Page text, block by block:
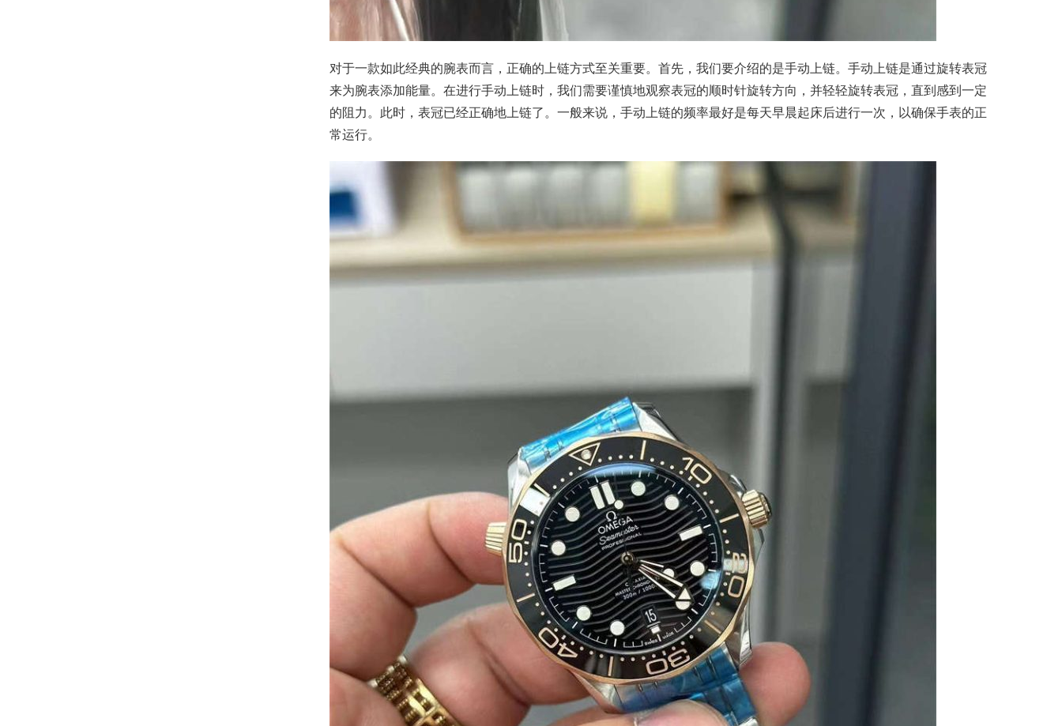
对于一款如此经典的腕表而言，正确的上链方式至关重要。首先，我们要介绍的是手动上链。手动上链是通过旋转表冠
来为腕表添加能量。在进行手动上链时，我们需要谨慎地观察表冠的顺时针旋转方向，并轻轻旋转表冠，直到感到一定
的阻力。此时，表冠已经正确地上链了。一般来说，手动上链的频率最好是每天早晨起床后进行一次，以确保手表的正
常运行。